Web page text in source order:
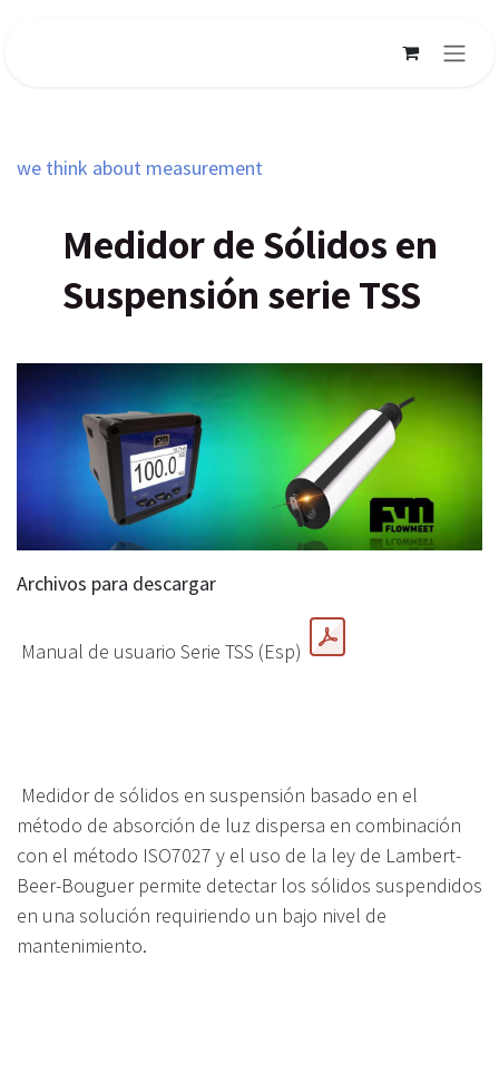
we think about measurement
Medidor de Sólidos en
Suspensión serie TSS
Archivos para descargar
Manual de usuario Serie TSS (Esp)
Medidor de sólidos en suspensión basado en el
método de absorción de luz dispersa en combinación
con el método ISO7027 y el uso de la ley de Lambert-
Beer-Bouguer permite detectar los sólidos suspendidos
en una solución requiriendo un bajo nivel de
mantenimiento.